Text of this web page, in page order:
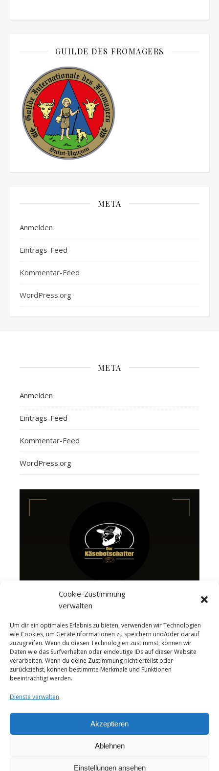
Cookie-Zustimmung
verwalten
Um dir ein optimales Erlebnis zu bieten, verwenden wir Technologien
wie Cookies, um Geräteinformationen zu speichern und/oder darauf
zuzugreifen. Wenn du diesen Technologien zustimmst, können wir
Daten wie das Surfverhalten oder eindeutige IDs auf dieser Website
verarbeiten. Wenn du deine Zustimmung nicht erteilst oder
zurückziehst, können bestimmte Merkmale und Funktionen
beeinträchtigt werden.
Dienste verwalten
Akzeptieren
Ablehnen
Einstellungen ansehen
GUILDE DES FROMAGERS
META
Anmelden
Eintrags-Feed
Kommentar-Feed
WordPress.org
META
Anmelden
Eintrags-Feed
Kommentar-Feed
WordPress.org
Videos Das Käseportal Merchandise